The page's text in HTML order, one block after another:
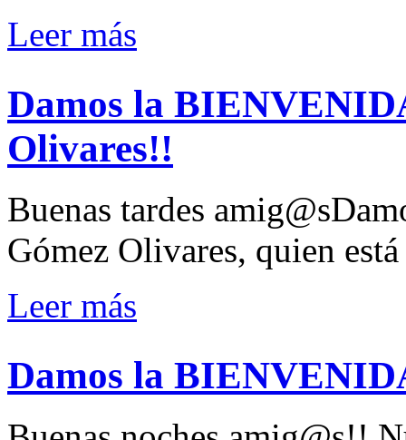
Leer más
Damos la
Olivares!!
Buenas tardes
Gómez Olivares, quien
Leer más
Damos la